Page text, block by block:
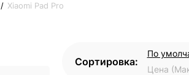
Xiaomi Pad Pro
Сортировка:
По
Цена